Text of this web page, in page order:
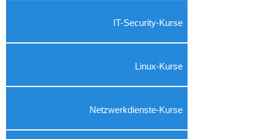
IT-Security-Kurse
Linux-Kurse
Netzwerkdienste-Kurse